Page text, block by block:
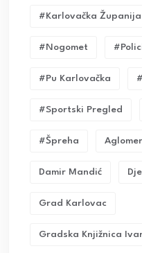
#karlovačka Županija
#nogomet
#pu Karlovačka
#sportski Pregled
#Špreha
Damir Mandić
Grad Karlovac
Gradska Knjižnica